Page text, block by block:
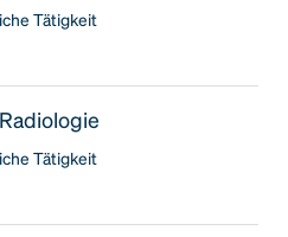
Tätigkeit
Tätigkeit